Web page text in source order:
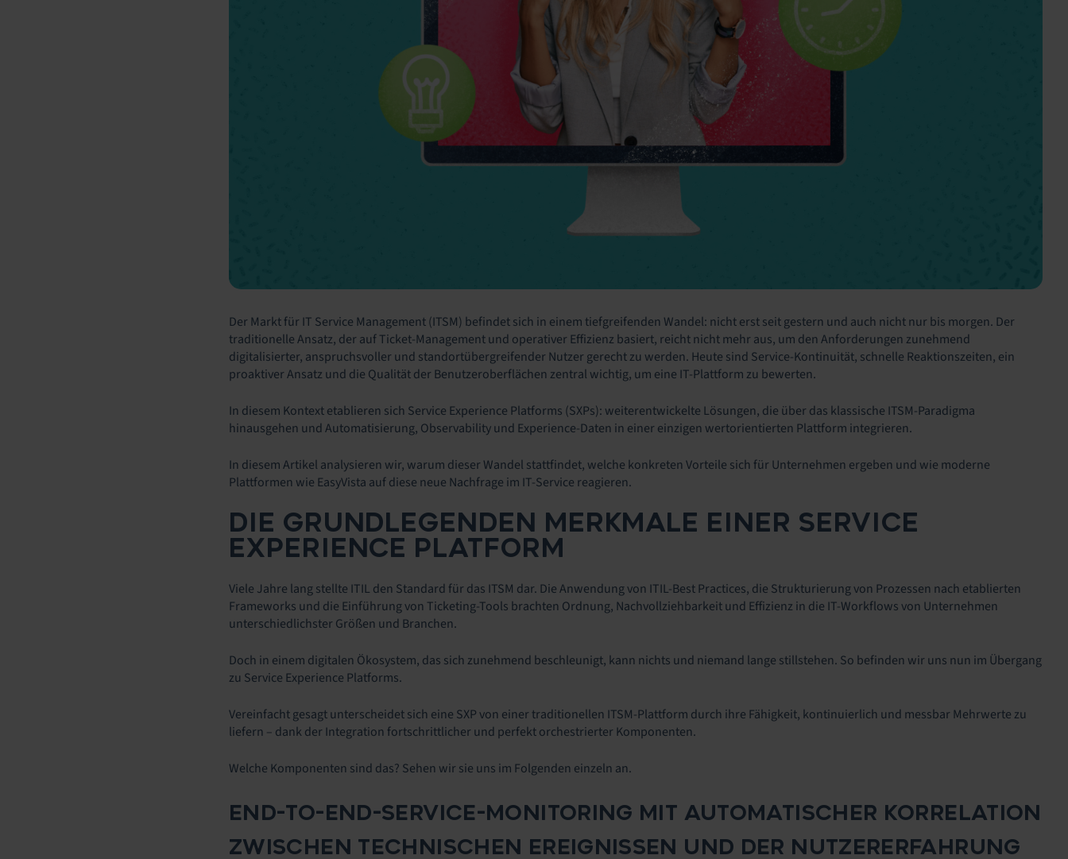
Der Markt für IT Service Management (ITSM) befindet sich in einem tiefgreifenden Wandel: nicht erst seit gestern und auch nicht nur bis morgen. Der
traditionelle Ansatz, der auf Ticket-Management und operativer Effizienz basiert, reicht nicht mehr aus, um den Anforderungen zunehmend
digitalisierter, anspruchsvoller und standortübergreifender Nutzer gerecht zu werden. Heute sind Service-Kontinuität, schnelle Reaktionszeiten, ein
proaktiver Ansatz und die Qualität der Benutzeroberflächen zentral wichtig, um eine IT-Plattform zu bewerten.
In diesem Kontext etablieren sich Service Experience Platforms (SXPs): weiterentwickelte Lösungen, die über das klassische ITSM-Paradigma
hinausgehen und Automatisierung, Observability und Experience-Daten in einer einzigen wertorientierten Plattform integrieren.
In diesem Artikel analysieren wir, warum dieser Wandel stattfindet, welche konkreten Vorteile sich für Unternehmen ergeben und wie moderne
Plattformen wie EasyVista auf diese neue Nachfrage im IT-Service reagieren.
DIE GRUNDLEGENDEN MERKMALE EINER SERVICE
EXPERIENCE PLATFORM
Viele Jahre lang stellte ITIL den Standard für das ITSM dar. Die Anwendung von ITIL-Best Practices, die Strukturierung von Prozessen nach etablierten
Frameworks und die Einführung von Ticketing-Tools brachten Ordnung, Nachvollziehbarkeit und Effizienz in die IT-Workflows von Unternehmen
unterschiedlichster Größen und Branchen.
Doch in einem digitalen Ökosystem, das sich zunehmend beschleunigt, kann nichts und niemand lange stillstehen. So befinden wir uns nun im Übergang
zu Service Experience Platforms.
Vereinfacht gesagt unterscheidet sich eine SXP von einer traditionellen ITSM-Plattform durch ihre Fähigkeit, kontinuierlich und messbar Mehrwerte zu
liefern – dank der Integration fortschrittlicher und perfekt orchestrierter Komponenten.
Welche Komponenten sind das? Sehen wir sie uns im Folgenden einzeln an.
END-TO-END-SERVICE-MONITORING MIT AUTOMATISCHER KORRELATION
ZWISCHEN TECHNISCHEN EREIGNISSEN UND DER NUTZERERFAHRUNG